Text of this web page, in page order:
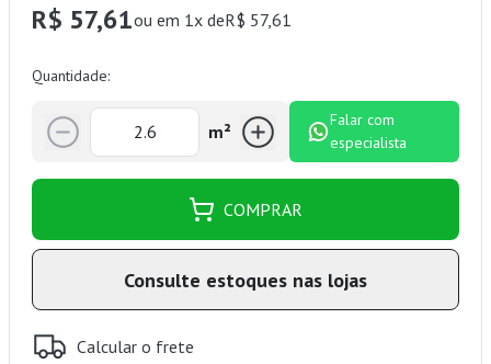
R$ 57,61ou em 1x deR$ 57,61
Quantidade:
m²
Falar com
especialista
COMPRAR
Consulte estoques nas lojas
Calcular o frete